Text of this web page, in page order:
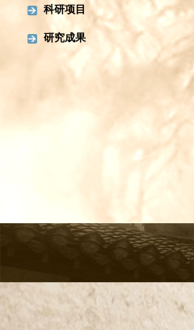
科研项目
研究成果